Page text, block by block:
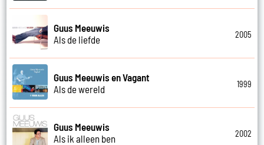
Guus Meeuwis
Als de liefde
2005
Guus Meeuwis en Vagant
Als de wereld
1999
Guus Meeuwis
Als ik alleen ben
2002